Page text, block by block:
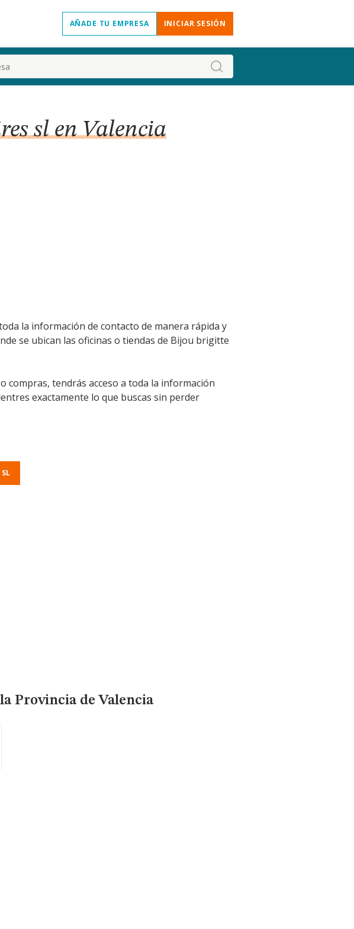
AÑADE TU EMPRESA INICIAR SESIÓN
sl en Valencia
la información de contacto de manera rápida y
se ubican las oficinas o tiendas de Bijou brigitte
compras, tendrás acceso a toda la información
exactamente lo que buscas sin perder
Provincia de Valencia